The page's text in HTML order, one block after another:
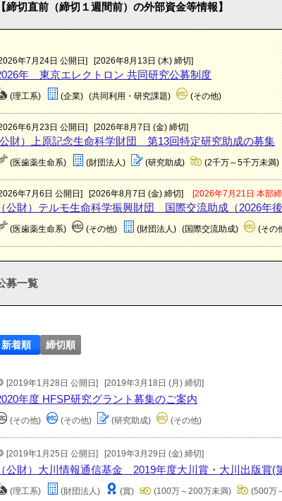
【締切直前（締切１週間前）の外部資金等情報】
年7月24日 公開日] [2026年8月13日 (木) 締切]
年 東京エレクトロン 共同研究公募制度
(理工系) (企業) (共同利用・研究課題) (その他)
年6月23日 公開日] [2026年8月7日 (金) 締切]
財）上原記念生命科学財団 第13回特定研究助成の募集
(医歯薬生命系) (財団法人) (研究助成) (2千万～5千万未満)
年7月6日 公開日] [2026年8月7日 (金) 締切] [2026年7月21日 本部
公財）テルモ生命科学振興財団 国際交流助成（2026年
(医歯薬生命系) (その他) (財団法人) (国際交流助成) (その
募一覧
新着順 締切順
[2019年1月28日 公開日] [2019年3月18日 (月) 締切]
年度 HFSP研究グラント募集のご案内
(その他) (その他) (研究助成) (その他)
[2019年1月25日 公開日] [2019年3月29日 (金) 締切]
（公財）大川情報通信基金 2019年度大川賞・大川出版賞(
(理工系) (財団法人) (賞) (100万～200万未満) (500万